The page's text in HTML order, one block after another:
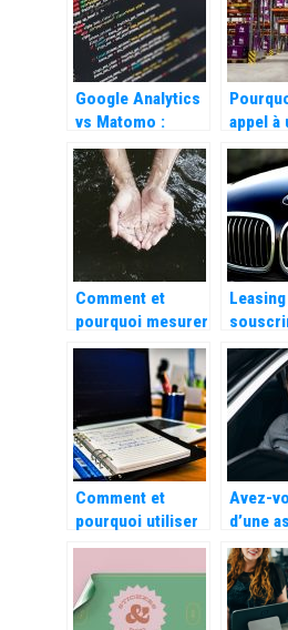
les
web ?
Google Analytics
vs Matomo :
lequel choisir
appel à
levage ?
Comment et
pourquoi mesurer
la qualite de mon
duree ?
Comment et
pourquoi utiliser
un logiciel de
gestion de
conges ?
Avez-
d’une
auto
?